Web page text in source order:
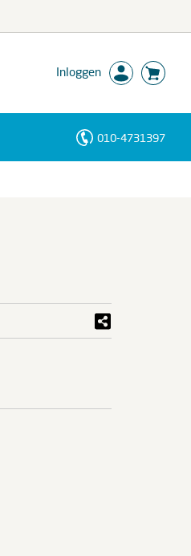
Inloggen
010-4731397